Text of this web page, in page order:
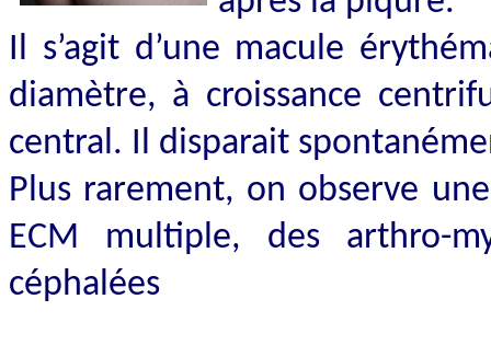
Il s’agit d’une macule
diamètre, à croissance
central. Il disparait
Plus rarement, on observe
ECM multiple, des arthro-
céphalées